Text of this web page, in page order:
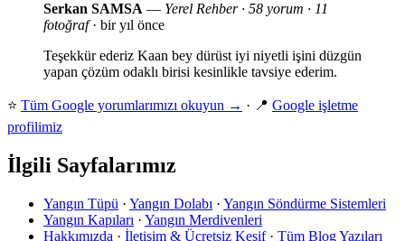
Serkan SAMSA — Yerel Rehber · 58 yorum · 11
fotoğraf· bir yıl önce
Teşekkür ederiz Kaan bey dürüst iyi niyetli işini düzgün
yapan çözüm odaklı birisi kesinlikle tavsiye ederim.
⭐ Tüm Google yorumlarımızı okuyun → · 📍 Google işletme
profilimiz
İlgili Sayfalarımız
Yangın Tüpü · Yangın Dolabı · Yangın Söndürme Sistemleri
Yangın Kapıları · Yangın Merdivenleri
Hakkımızda · İletişim & Ücretsiz Keşif· Tüm Blog Yazıları